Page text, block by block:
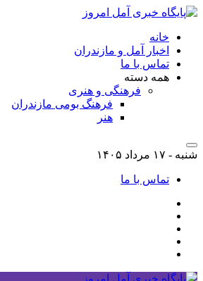
خانه
اخبار آمل و مازندران
تماس با ما
همه دسته
فرهنگی و هنری
فرهنگ بومی مازندران
هنر
شنبه - ۱۷ مرداد ۱۴۰۵
تماس با ما